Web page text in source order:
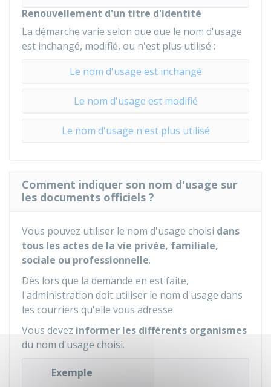
Renouvellement d'un titre d'identité
La démarche varie selon que que le nom d'usage
est inchangé, modifié, ou n'est plus utilisé :
Le nom d'usage est inchangé
Le nom d'usage est modifié
Le nom d'usage n'est plus utilisé
Comment indiquer son nom d'usage sur
les documents officiels ?
Vous pouvez utiliser le nom d'usage choisi dans
tous les actes de la vie privée, familiale,
sociale ou professionnelle.
Dès lors que la demande en est faite,
l'administration doit utiliser le nom d'usage dans
les courriers qu'elle vous adresse.
Vous devez informer les différents organismes
du nom d'usage choisi.
Exemple